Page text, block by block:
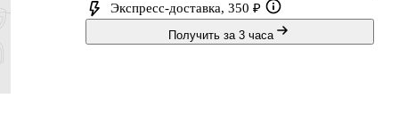
Экспресс-доставка, 350 ₽
Получить за 3 часа